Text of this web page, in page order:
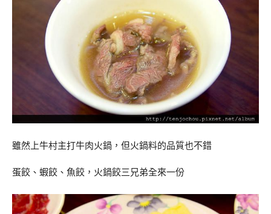
雖然上牛村主打牛肉火鍋，但火鍋料的品質也不錯
蛋餃、蝦餃、魚餃，火鍋餃三兄弟全來一份